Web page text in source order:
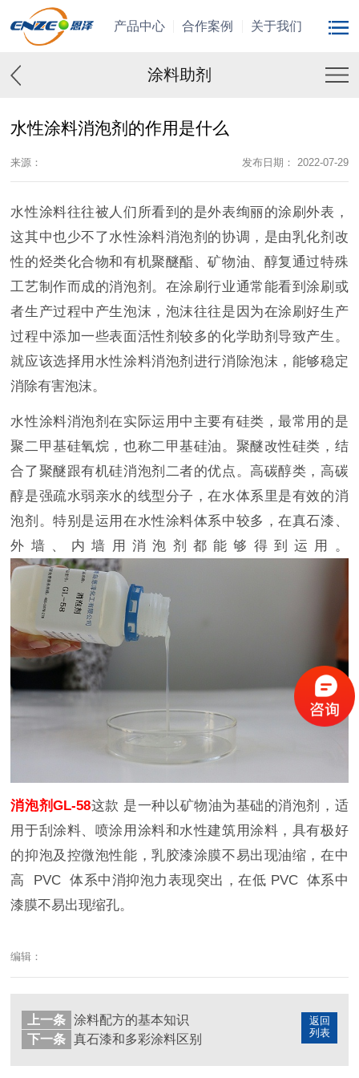
产品中心 合作案例 关于我们
涂料助剂
水性涂料消泡剂的作用是什么
来源： 发布日期： 2022-07-29
水性涂料往往被人们所看到的是外表绚丽的涂刷外表，
这其中也少不了水性涂料消泡剂的协调，是由乳化剂改
性的烃类化合物和有机聚醚酯、矿物油、醇复通过特殊
工艺制作而成的消泡剂。在涂刷行业通常能看到涂刷或
者生产过程中产生泡沫，泡沫往往是因为在涂刷好生产
过程中添加一些表面活性剂较多的化学助剂导致产生。
就应该选择用水性涂料消泡剂进行消除泡沫，能够稳定
消除有害泡沫。
水性涂料消泡剂在实际运用中主要有硅类，最常用的是
聚二甲基硅氧烷，也称二甲基硅油。聚醚改性硅类，结
合了聚醚跟有机硅消泡剂二者的优点。高碳醇类，高碳
醇是强疏水弱亲水的线型分子，在水体系里是有效的消
泡剂。特别是运用在水性涂料体系中较多，在真石漆、
外墙、内墙用消泡剂都能够得到运用。
消泡剂GL-58这款 是一种以矿物油为基础的消泡剂，适
用于刮涂料、喷涂用涂料和水性建筑用涂料 ， 具有极好
的抑泡及控微泡性能，乳胶漆涂膜不易出现油缩，在中
高
PVC 体系中消抑泡力表现突出，在低 PVC 体系中
漆膜不易出现缩孔。
编辑：
返回
列表
上一条
涂料配方的基本知识
下一条
真石漆和多彩涂料区别